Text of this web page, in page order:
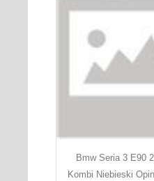
Bmw Seria 3 E90
Kombi Niebieski